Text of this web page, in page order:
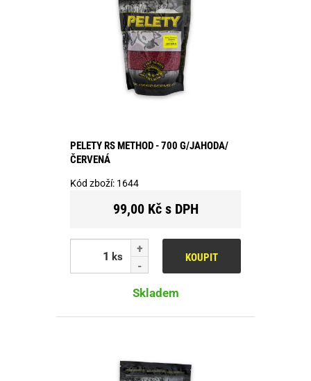
PELETY RS METHOD - 700 G/JAHODA/
ČERVENÁ
Kód zboží: 1644
99,00 Kč s DPH
ks KOUPIT
Skladem